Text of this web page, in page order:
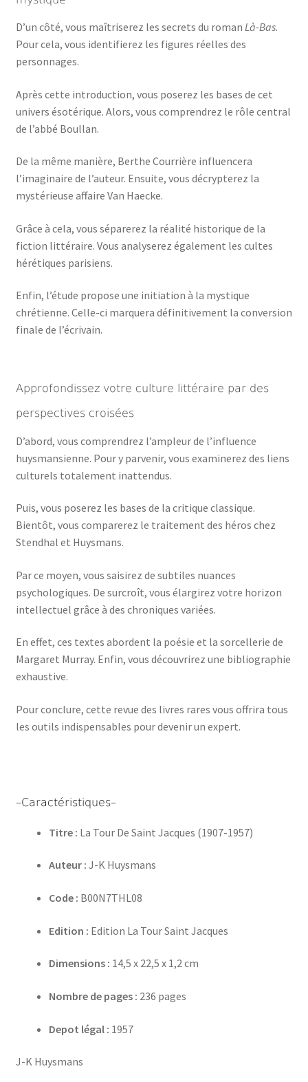
D’un côté, vous maîtriserez les secrets du roman Là-Bas.
Pour cela, vous identifierez les figures réelles des
personnages.
Après cette introduction, vous poserez les bases de cet
univers ésotérique. Alors, vous comprendrez le rôle central
de l’abbé Boullan.
De la même manière, Berthe Courrière influencera
l’imaginaire de l’auteur. Ensuite, vous décrypterez la
mystérieuse affaire Van Haecke.
Grâce à cela, vous séparerez la réalité historique de la
fiction littéraire. Vous analyserez également les cultes
hérétiques parisiens.
Enfin, l’étude propose une initiation à la mystique
chrétienne. Celle-ci marquera définitivement la conversion
finale de l’écrivain.
Approfondissez votre culture littéraire par des
perspectives croisées
D’abord, vous comprendrez l’ampleur de l’influence
huysmansienne. Pour y parvenir, vous examinerez des liens
culturels totalement inattendus.
Puis, vous poserez les bases de la critique classique.
Bientôt, vous comparerez le traitement des héros chez
Stendhal et Huysmans.
Par ce moyen, vous saisirez de subtiles nuances
psychologiques. De surcroît, vous élargirez votre horizon
intellectuel grâce à des chroniques variées.
En effet, ces textes abordent la poésie et la sorcellerie de
Margaret Murray. Enfin, vous découvrirez une bibliographie
exhaustive.
Pour conclure, cette revue des livres rares vous offrira tous
les outils indispensables pour devenir un expert.
–Caractéristiques–
Titre : La Tour De Saint Jacques (1907-1957)
Auteur : J-K Huysmans
Code : B00N7THL08
Edition : Edition La Tour Saint Jacques
Dimensions : 14,5 x 22,5 x 1,2 cm
Nombre de pages : 236 pages
Depot légal : 1957
J-K Huysmans